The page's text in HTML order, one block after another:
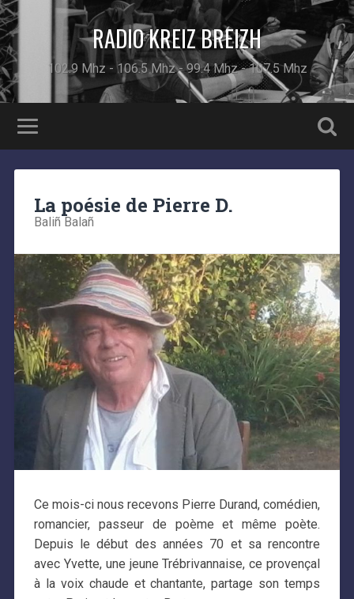
RADIO KREIZ BREIZH
102.9 Mhz - 106.5 Mhz - 99.4 Mhz - 107.5 Mhz
La poésie de Pierre D.
Baliñ Balañ
Ce mois-ci nous recevons Pierre Durand, comédien,
romancier, passeur de poème et même poète.
Depuis le début des années 70 et sa rencontre
avec Yvette, une jeune Trébrivannaise, ce provençal
à la voix chaude et chantante, partage son temps